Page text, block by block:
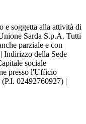
e soggetta alla attività di
Sarda S.p.A. Tutti
parziale e con
Indirizzo della Sede
sociale
presso l'Ufficio
02492760927) |